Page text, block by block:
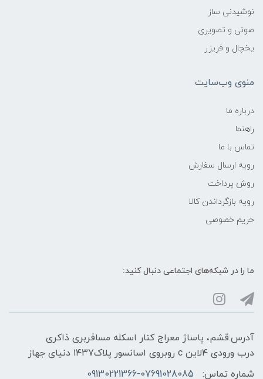
نوشیدنی ساز
صوتی و تصویری
یخچال و فریزر
منوی وب‌سایت
درباره ما
راهنما
تماس با ما
رویه ارسال سفارش
روش پرداخت
رویه‌ بازگرداندن کالا
حریم خصوصی
ما را در شبکه‌های اجتماعی دنبال کنید:
آدرس:قشم، پاساژ معراج کنار اسکله مسافربری ذاکری
درب ورودی ۴لاین c روبروی اسانسور پلاک۱۴۳7 دنیای جهاز
شماره تماس:
09130221366-07691028085